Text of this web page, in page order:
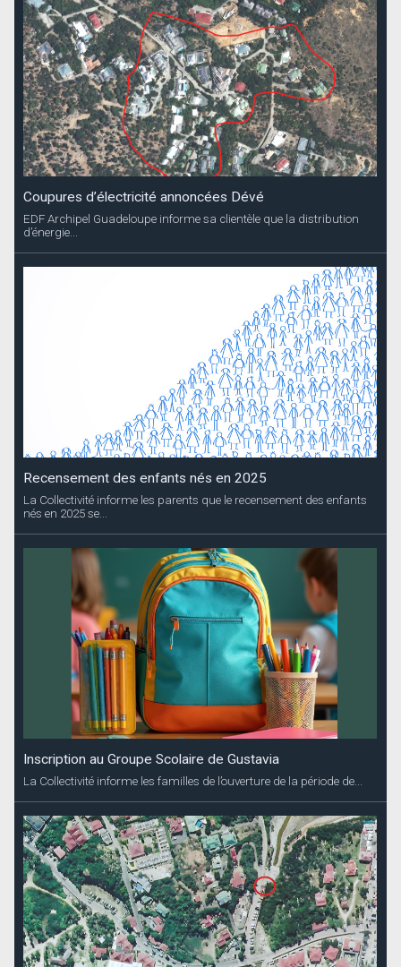
Coupures d’électricité annoncées Dévé
EDF Archipel Guadeloupe informe sa clientèle que la distribution
d’énergie...
Recensement des enfants nés en 2025
La Collectivité informe les parents que le recensement des enfants
nés en 2025 se...
Inscription au Groupe Scolaire de Gustavia
La Collectivité informe les familles de l’ouverture de la période de...